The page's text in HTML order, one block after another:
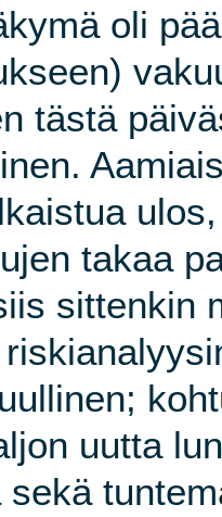
oli
tästä
takaa
sittenkin
uutta